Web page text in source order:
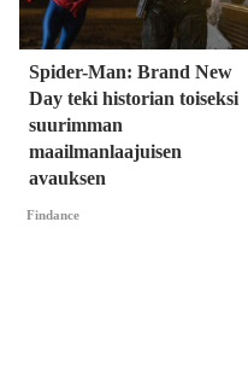
Spider-Man: Brand New
Day teki historian toiseksi
suurimman
maailmanlaajuisen
avauksen
Findance